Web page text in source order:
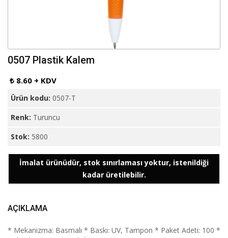
0507 Plastik Kalem
₺ 8.60 + KDV
Ürün kodu: 0507-T
Renk: Turuncu
Stok: 5800
İmalat ürünüdür, stok sınırlaması yoktur, istenildiği
kadar üretilebilir.
AÇIKLAMA
* Mekanizma: Basmalı * Baskı: UV, Tampon * Paket Adeti: 100 *